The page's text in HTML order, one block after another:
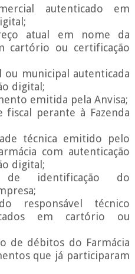
autenticado em
atual em nome da
cartório ou certificação
ou municipal autenticada
digital;
emitida pela Anvisa;
perante à Fazenda
técnica emitido pelo
com autenticação
digital;
identificação do
responsável técnico
em cartório ou
de débitos do Farmácia
que já participaram